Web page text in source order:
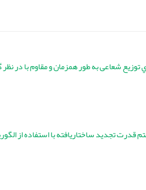
تجدید ساختاریافته با استفاده از